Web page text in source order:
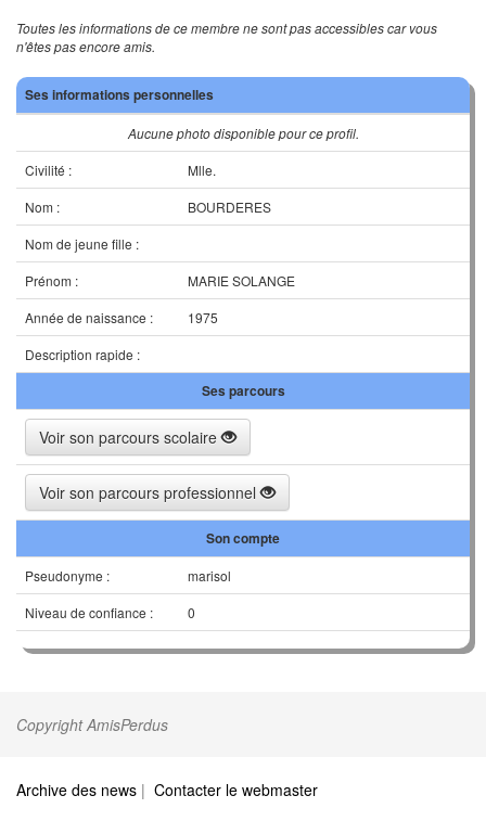
Toutes les informations de ce membre ne sont pas accessibles car vous
n'êtes pas encore amis.
Ses informations personnelles
Aucune photo disponible pour ce profil.
Civilité :
Mlle.
Nom :
BOURDERES
Nom de jeune fille :
Prénom :
MARIE SOLANGE
Année de naissance :
1975
Description rapide :
Ses parcours
Voir son parcours scolaire
Voir son parcours professionnel
Son compte
Pseudonyme :
marisol
Niveau de confiance :
0
Copyright AmisPerdus
Archive des news | Contacter le webmaster